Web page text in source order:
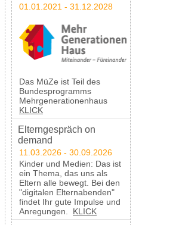
01.01.2021 - 31.12.2028
Das MüZe ist Teil des
Bundesprogramms
Mehrgenerationenhaus
KLICK
Elterngespräch on
demand
11.03.2026 - 30.09.2026
Kinder und Medien: Das ist
ein Thema, das uns als
Eltern alle bewegt. Bei den
"digitalen Elternabenden"
findet Ihr gute Impulse und
Anregungen. KLICK